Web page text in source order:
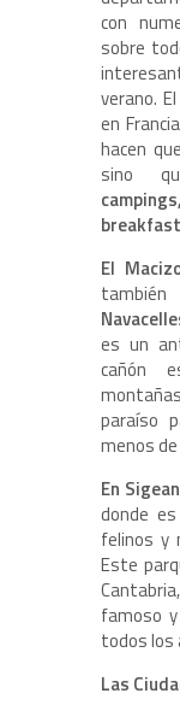
con
sobre
verano.
en
hacen
sino
breakfast
El
también
es un
cañón
paraíso
menos
En Sigean
donde
felinos y
Este
famoso
todos los
Las